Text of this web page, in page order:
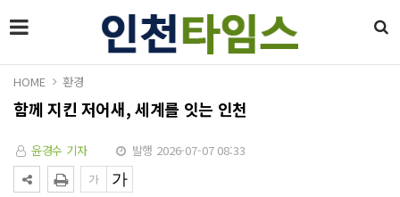
HOME 환경
함께 지킨 저어새, 세계를 잇는 인천
윤경수 기자 발행 2026-07-07 08:33